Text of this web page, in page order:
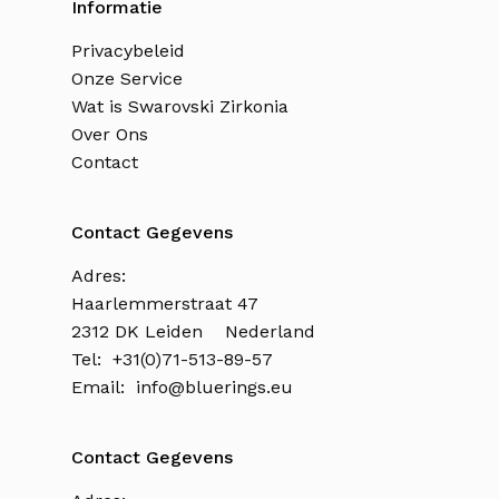
Informatie
Privacybeleid
Onze Service
Wat is Swarovski Zirkonia
Over Ons
Contact
Contact Gegevens
Adres:
Haarlemmerstraat 47
2312 DK Leiden Nederland
Tel: +31(0)71-513-89-57
Email: info@bluerings.eu
Contact Gegevens